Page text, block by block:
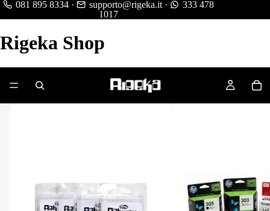
081 895 8334· supporto@rigeka.it ·
333 478
1017
Rigeka Shop
Cartucce Compatibili Cartucce Originali